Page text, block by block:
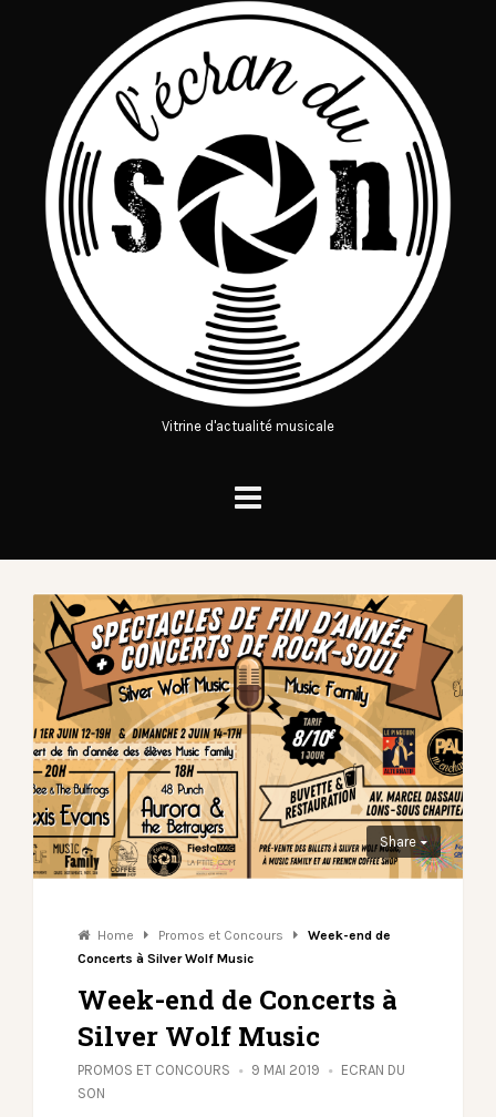
Vitrine d'actualité musicale
Share
Home Promos et Concours
Week-end de
Concerts à Silver Wolf Music
Week-end de Concerts à
Silver Wolf Music
PROMOS ET CONCOURS 9 MAI 2019
ECRAN DU
SON